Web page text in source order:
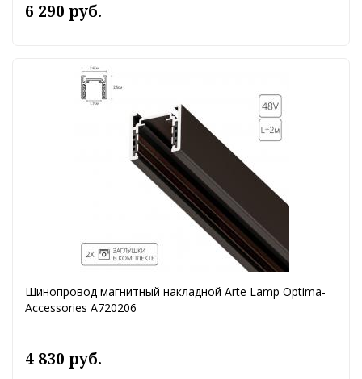
6 290 руб.
Шинопровод магнитный накладной Arte Lamp Optima-
Accessories A720206
4 830 руб.